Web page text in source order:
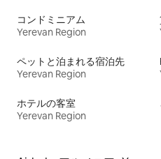
コンドミニアム
Yerevan Region
ペットと泊まれる宿泊先
Yerevan Region
ホテルの客室
Yerevan Region